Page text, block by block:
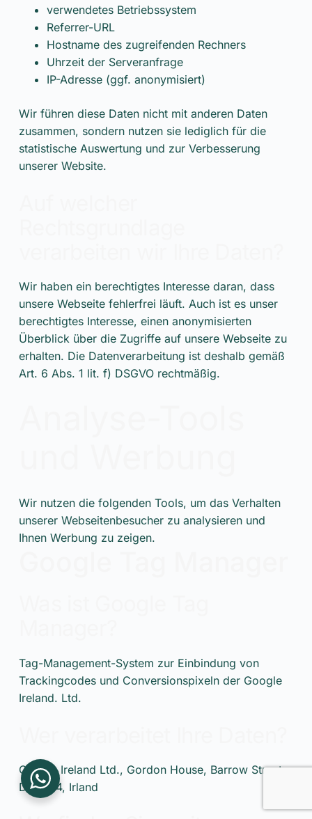
verwendetes Betriebssystem
Referrer-URL
Hostname des zugreifenden Rechners
Uhrzeit der Serveranfrage
IP-Adresse (ggf. anonymisiert)
Wir führen diese Daten nicht mit anderen Daten
zusammen, sondern nutzen sie lediglich für die
statistische Auswertung und zur Verbesserung
unserer Website.
Wir haben ein berechtigtes Interesse daran, dass
unsere Webseite fehlerfrei läuft. Auch ist es unser
berechtigtes Interesse, einen anonymisierten
Überblick über die Zugriffe auf unsere Webseite zu
erhalten. Die Datenverarbeitung ist deshalb gemäß
Art. 6 Abs. 1 lit. f) DSGVO rechtmäßig.
Wir nutzen die folgenden Tools, um das Verhalten
unserer Webseitenbesucher zu analysieren und
Ihnen Werbung zu zeigen.
Tag-Management-System zur Einbindung von
Trackingcodes und Conversionspixeln der Google
Ireland. Ltd.
Google Ireland Ltd., Gordon House, Barrow Street,
Dublin 4, Irland